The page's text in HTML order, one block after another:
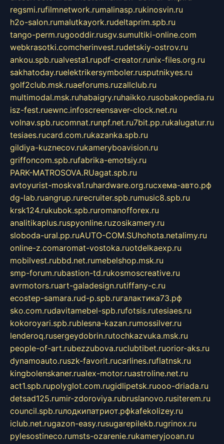
regsmi.rufilmnetwork.rumalinasp.rukinosvin.ru
h2o-salon.rumalutkayork.rudeltaprim.spb.ru
tango-perm.rugooddir.rusgv.sumultiki-online.com
webkrasotki.comcherinvest.rudetskiy-ostrov.ru
ankou.spb.rualvesta1.rupdf-creator.runix-files.org.ru
sakhatoday.ruelektrikersymboler.rusputnikyes.ru
golf2club.msk.ruaeforums.ruzallclub.ru
multimodal.msk.ruhabaigry.ruhaikko.rusobakopedia.ru
isz-fest.ruewnc.infoscreensaver-clock.net.ru
volnav.spb.rucomnat.runpf.net.ru7bit.pp.rukalugatur.ru
tesiaes.rucard.com.rukazanka.spb.ru
gildiya-kuznecov.rukameryboavision.ru
griffoncom.spb.rufabrika-emotsiy.ru
PARK-MATROSOVA.RUagat.spb.ru
avtoyurist-moskva1.ruhardware.org.ruсхема-авто.рф
dg-lab.ruangrup.rurecruiter.spb.rumusic8.spb.ru
krsk124.rukubok.spb.ruromanofforex.ru
analitikaplus.ruspyonline.ruzosikamery.ru
sloboda-ural.pp.ruAUTO-COM.SUhohota.netalimy.ru
online-z.comaromat-vostoka.ruotdelkaexp.ru
mobilvest.rubbd.net.rumebelshop.msk.ru
smp-forum.rubastion-td.rukosmoscreative.ru
avrmotors.ruart-galadesign.rutiffany-c.ru
ecostep-samara.rud-p.spb.ruгалактика73.рф
sko.com.rudavitamebel-spb.rufotsis.rutesiaes.ru
kokoroyari.spb.rublesna-kazan.rumossilver.ru
lenderoq.rusergeydobrin.rutochkazvuka.msk.ru
people-of-art.rubezzubova.ruclubtibet.ruorior-aks.ru
dynamoauto.ruszk-favorit.rucarlines.ruflatnsk.ru
kingbolenskaner.rualex-motor.ruastroline.net.ru
act1.spb.rupolyglot.com.rugidlipetsk.ruooo-driada.ru
detsad125.rumir-zdoroviya.rubruslanovo.rusiterem.ru
council.spb.ruлодкипатриот.рфkafekolizey.ru
iclub.net.rugazon-easy.rusugarepilekb.rugrinox.ru
pylesostineco.rumsts-ozarenie.rukameryjooan.ru